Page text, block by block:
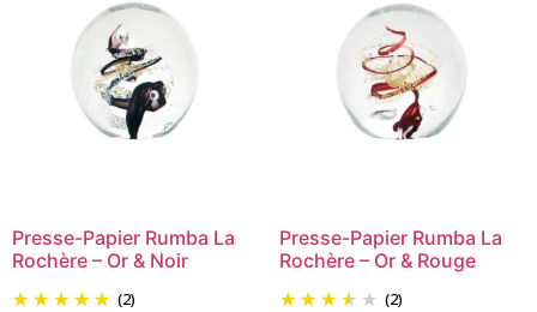
Presse-Papier Rumba La
Rochère – Or & Noir
(2)
Presse-Papier Rumba La
Rochère – Or & Rouge
(2)